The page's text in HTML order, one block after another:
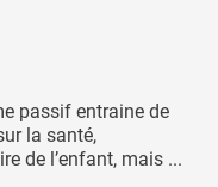
passif entraine de
la santé,
de l’enfant, mais ...